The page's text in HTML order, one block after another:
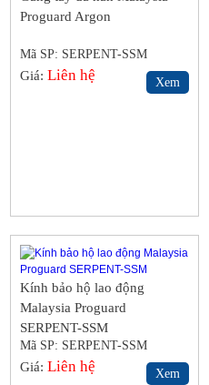
Proguard Argon
Mã SP: SERPENT-SSM
Giá:Liên hệ Xem
Kính bảo hộ lao động
Malaysia Proguard
SERPENT-SSM
Mã SP: SERPENT-SSM
Giá:Liên hệ Xem